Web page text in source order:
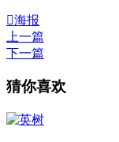
海报
上一篇
下一篇
猜你喜欢